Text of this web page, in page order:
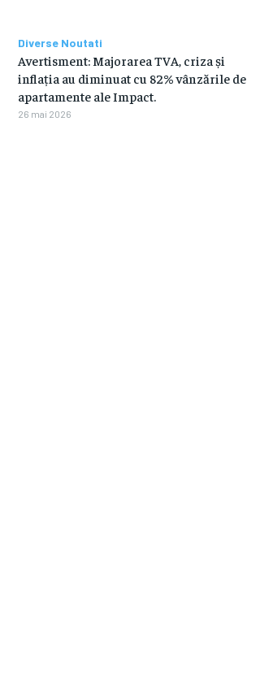
Diverse Noutati
Avertisment: Majorarea TVA, criza și
inflația au diminuat cu 82% vânzările de
apartamente ale Impact.
26 mai 2026